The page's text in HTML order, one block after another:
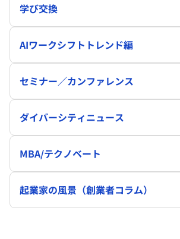
学び交換
AIワークシフトトレンド編
セミナー／カンファレンス
ダイバーシティニュース
MBA/テクノベート
起業家の風景（創業者コラム）